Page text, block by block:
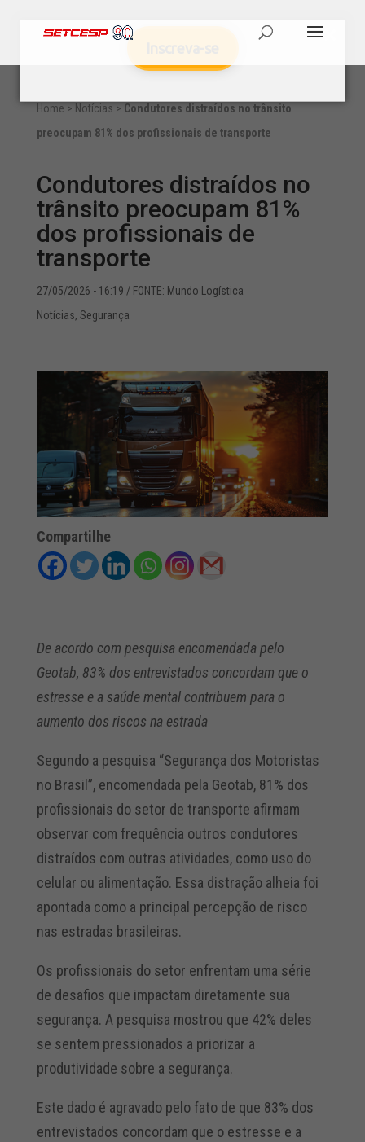
Home > Notícias > Condutores distraídos no trânsito
preocupam 81% dos profissionais de transporte
Condutores distraídos no
trânsito preocupam 81%
dos profissionais de
transporte
27/05/2026 - 16:19 / FONTE: Mundo Logística
Notícias, Segurança
Compartilhe
De acordo com pesquisa encomendada pelo
Geotab, 83% dos entrevistados concordam que o
estresse e a saúde mental contribuem para o
aumento dos riscos na estrada
Segundo a pesquisa “Segurança dos Motoristas
no Brasil”, encomendada pela Geotab, 81% dos
profissionais do setor de transporte afirmam
observar com frequência outros condutores
distraídos com outras atividades, como uso do
celular ou alimentação. Essa distração alheia foi
apontada como a principal percepção de risco
nas estradas brasileiras.
Os profissionais do setor enfrentam uma série
de desafios que impactam diretamente sua
segurança. A pesquisa mostrou que 42% deles
se sentem pressionados a priorizar a
produtividade sobre a segurança.
Este dado é agravado pelo fato de que 83% dos
entrevistados concordam que o estresse e a